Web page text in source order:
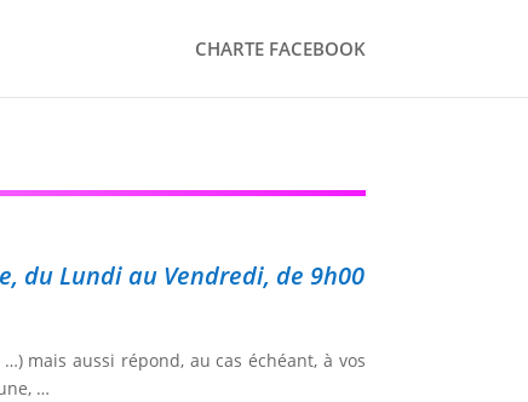
CHARTE FACEBOOK
du Lundi au Vendredi, de 9h00
mais aussi répond, au cas échéant, à vos
…